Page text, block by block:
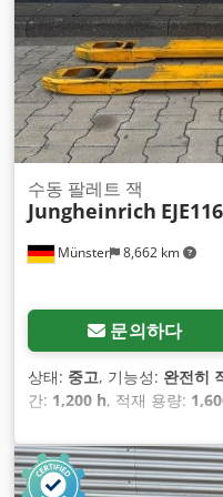
Münster 8,662 km
수동 팔레트 잭
Jungheinrich EJE116
문의하다
상태: 중고, 기능성: 완전히
간: 1,200 h, 적재 용량:
1,313
량:439 kg, 총 길이:1,644
720 mm,